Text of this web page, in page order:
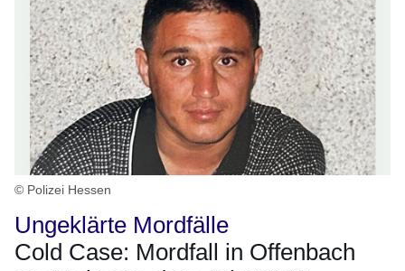
© Polizei Hessen
Ungeklärte Mordfälle
Cold Case: Mordfall in Offenbach